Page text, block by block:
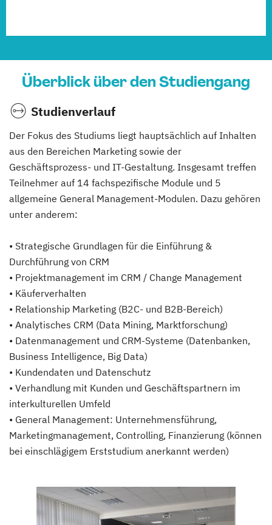
Überblick über den Studiengang
Studienverlauf
Der Fokus des Studiums liegt hauptsächlich auf Inhalten
aus den Bereichen Marketing sowie der
Geschäftsprozess- und IT-Gestaltung. Insgesamt treffen
Teilnehmer auf 14 fachspezifische Module und 5
allgemeine General Management-Modulen. Dazu gehören
unter anderem:
• Strategische Grundlagen für die Einführung &
Durchführung von CRM
• Projektmanagement im CRM / Change Management
• Käuferverhalten
• Relationship Marketing (B2C- und B2B-Bereich)
• Analytisches CRM (Data Mining, Marktforschung)
• Datenmanagement und CRM-Systeme (Datenbanken,
Business Intelligence, Big Data)
• Kundendaten und Datenschutz
• Verhandlung mit Kunden und Geschäftspartnern im
interkulturellen Umfeld
• General Management: Unternehmensführung,
Marketingmanagement, Controlling, Finanzierung (können
bei einschlägigem Erststudium anerkannt werden)